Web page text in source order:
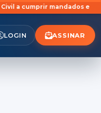
mandados em Pinhal Grande
LOGIN ASSINAR